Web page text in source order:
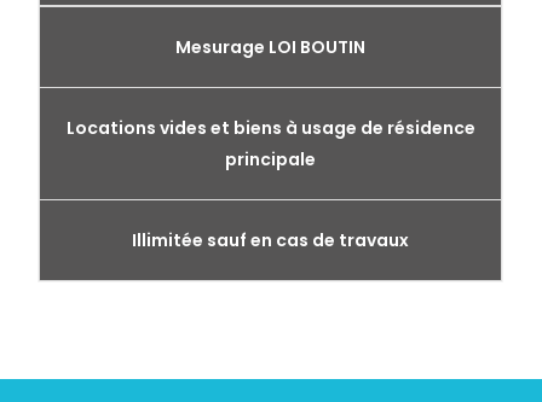
Mesurage LOI BOUTIN
Locations vides et biens à usage de résidence
principale
Illimitée sauf en cas de travaux